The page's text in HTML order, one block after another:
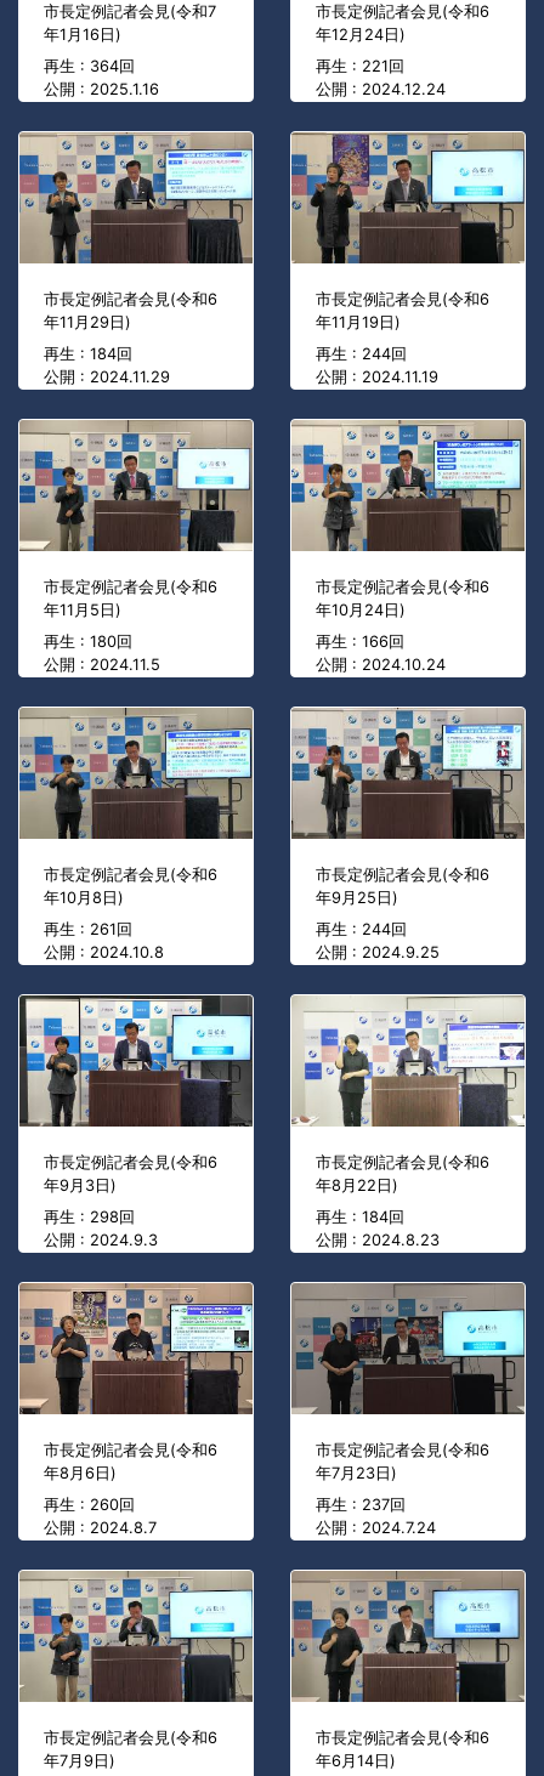
市長定例記者会見(令和7
年1月16日)
再生 : 364回
公開 : 2025.1.16
市長定例記者会見(令和6
年12月24日)
再生 : 221回
公開 : 2024.12.24
市長定例記者会見(令和6
年11月29日)
再生 : 184回
公開 : 2024.11.29
市長定例記者会見(令和6
年11月19日)
再生 : 244回
公開 : 2024.11.19
市長定例記者会見(令和6
年11月5日)
再生 : 180回
公開 : 2024.11.5
市長定例記者会見(令和6
年10月24日)
再生 : 166回
公開 : 2024.10.24
市長定例記者会見(令和6
年10月8日)
再生 : 261回
公開 : 2024.10.8
市長定例記者会見(令和6
年9月25日)
再生 : 244回
公開 : 2024.9.25
市長定例記者会見(令和6
年9月3日)
再生 : 298回
公開 : 2024.9.3
市長定例記者会見(令和6
年8月22日)
再生 : 184回
公開 : 2024.8.23
市長定例記者会見(令和6
年8月6日)
再生 : 260回
公開 : 2024.8.7
市長定例記者会見(令和6
年7月23日)
再生 : 237回
公開 : 2024.7.24
市長定例記者会見(令和6
年7月9日)
市長定例記者会見(令和6
年6月14日)